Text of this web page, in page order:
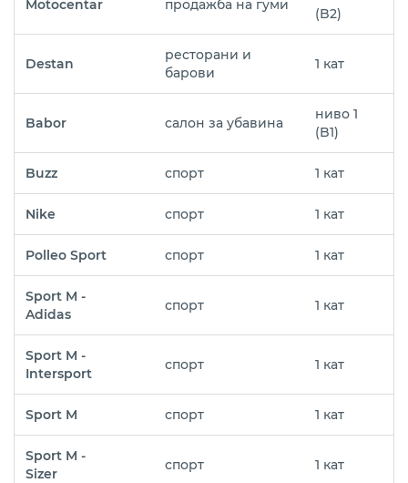
Motocentar продажба на гуми
(B2)
Destan
ресторани и
барови
1 кат
Babor салон за убавина
ниво 1
(B1)
Buzz спорт 1 кат
Nike спорт 1 кат
Polleo Sport спорт 1 кат
Sport M -
Adidas
спорт 1 кат
Sport M -
Intersport
спорт 1 кат
Sport M спорт 1 кат
Sport M -
Sizer
спорт 1 кат